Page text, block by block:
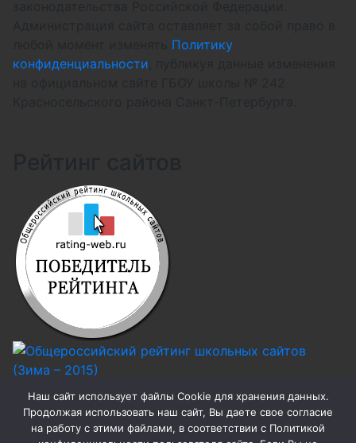
Наш сайт использует файлы Cookie для хранения данных.
Продолжая использовать наш сайт, Вы даете свое согласие
на работу с этими файлами, в соответствии с Политикой
Политику
конфиденциальности